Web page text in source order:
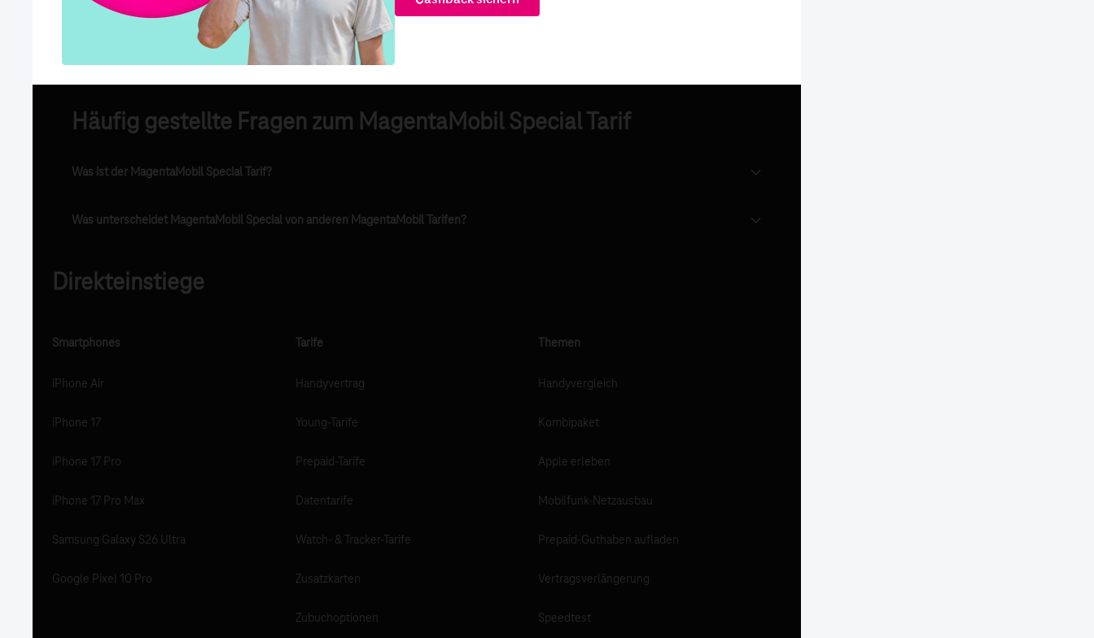
Häufig gestellte Fragen zum MagentaMobil Special Tarif
Was ist der MagentaMobil Special Tarif?
Was unterscheidet MagentaMobil Special von anderen MagentaMobil Tarifen?
Direkteinstiege
Smartphones
iPhone Air
iPhone 17
iPhone 17 Pro
iPhone 17 Pro Max
Samsung Galaxy S26 Ultra
Google Pixel 10 Pro
Tarife
Handyvertrag
Young-Tarife
Prepaid-Tarife
Datentarife
Watch- & Tracker-Tarife
Zusatzkarten
Zubuchoptionen
Themen
Handyvergleich
Kombipaket
Apple erleben
Mobilfunk-Netzausbau
Prepaid-Guthaben aufladen
Vertragsverlängerung
Speedtest